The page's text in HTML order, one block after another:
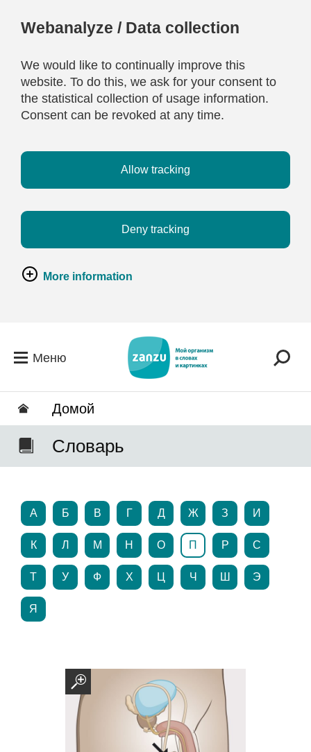
Webanalyze / Data collection
We would like to continually improve this
website. To do this, we ask for your consent to
the statistical collection of usage information.
Consent can be revoked at any time.
Allow tracking
Deny tracking
More information
Меню
Домой
Словарь
А Б В Г Д Ж З И
К Л М Н О П Р С
Т У Ф Х Ц Ч Ш Э
Я